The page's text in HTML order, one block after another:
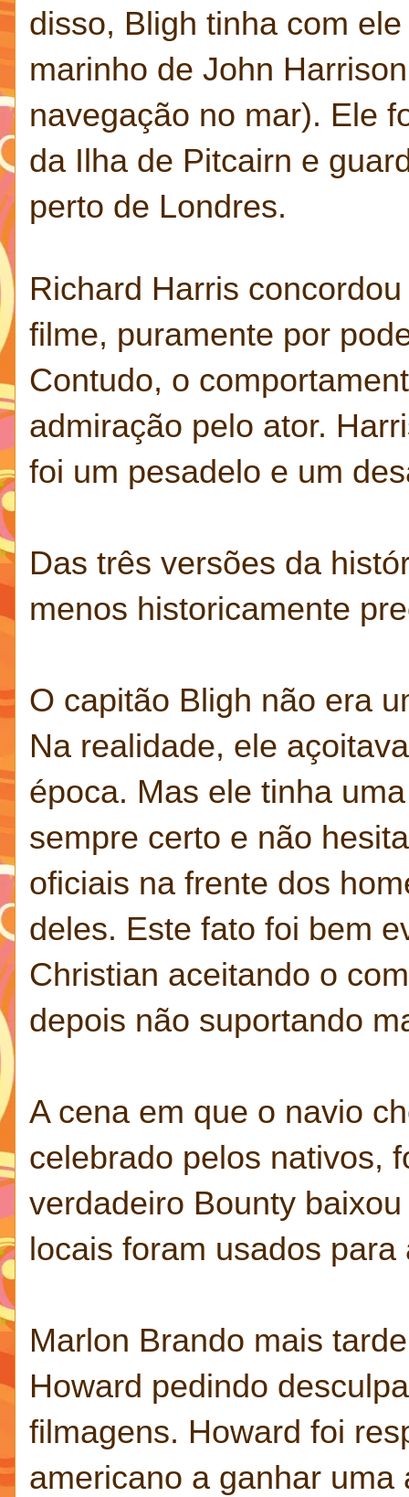
disso, Bligh tinha com
marinho de John
navegação no mar). Ele
da Ilha de Pitcairn e
perto de Londres.
Richard Harris
filme, puramente por
Contudo, o
admiração pelo ator.
foi um pesadelo e um
Das três versões da
menos historicamente
O capitão Bligh não era
Na realidade, ele
época. Mas ele tinha
sempre certo e não
oficiais na frente dos
deles. Este fato foi bem
Christian aceitando o
depois não suportando
A cena em que o navio
celebrado pelos nativos,
verdadeiro Bounty
locais foram usados para
Marlon Brando mais
Howard pedindo
filmagens. Howard foi
americano a ganhar